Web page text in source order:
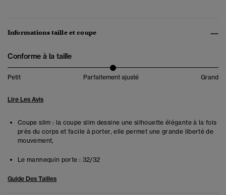
Informations taille et coupe
Conforme à la taille
Petit Parfaitement ajusté Grand
Lire Les Avis
Coupe slim : la coupe slim dessine une silhouette élégante à la fois
près du corps et facile à porter, elle permet une grande liberté de
mouvement,
Le mannequin porte : 32/32
Guide Des Tailles